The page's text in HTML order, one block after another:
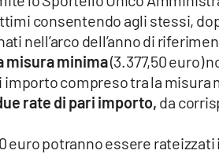
consentendo agli stessi,
nell’arco dell’anno di
misura minima(3.377,50 euro)
compreso tra la misura
rate di pari importo, da
euro potranno essere